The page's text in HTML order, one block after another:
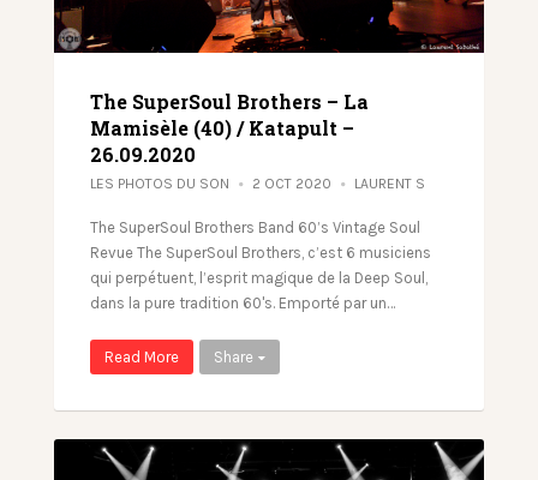
The SuperSoul Brothers – La
Mamisèle (40) / Katapult –
26.09.2020
LES PHOTOS DU SON 2 OCT 2020 LAURENT S
The SuperSoul Brothers Band 60’s Vintage Soul
Revue The SuperSoul Brothers, c’est 6 musiciens
qui perpétuent, l’esprit magique de la Deep Soul,
dans la pure tradition 60's. Emporté par un…
Read More Share